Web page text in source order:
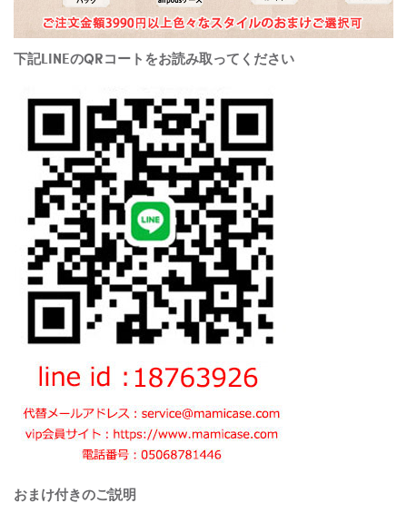
下記LINEのQRコートをお読み取ってください
おまけ付きのご説明